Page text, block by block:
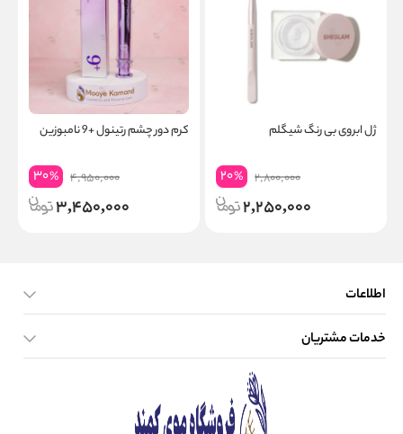
ژل ابروی بی رنگ شیگلم
2,800,000
20%
2,250,000
کرم دور چشم رتینول +9 نامبوزین
4,950,000
30%
3,450,000
اطلاعات
صفحه اصلی
خدمات مشتریان